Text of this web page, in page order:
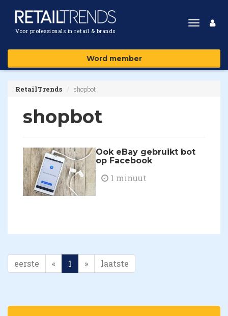
Voor professionals in retail & brands
Toggle
Word member
RetailTrends shopbot
shopbot
Ook eBay gebruikt bot
op Facebook
1 minuut
eerste « 1 » laatste